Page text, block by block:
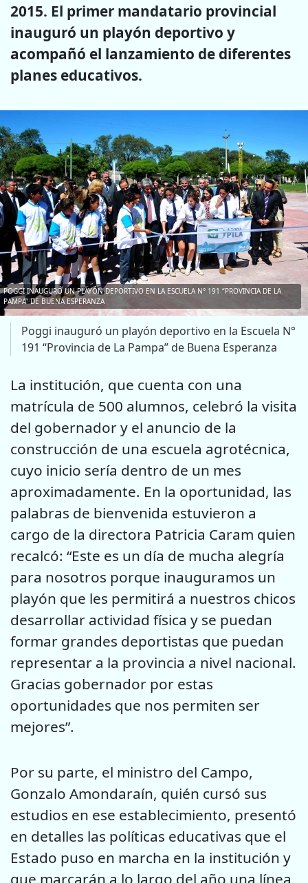
2015. El primer mandatario provincial
inauguró un playón deportivo y
acompañó el lanzamiento de diferentes
planes educativos.
POGGI INAUGURÓ UN PLAYÓN DEPORTIVO EN LA ESCUELA N° 191 “PROVINCIA DE LA
PAMPA” DE BUENA ESPERANZA
Poggi inauguró un playón deportivo en la Escuela N°
191 “Provincia de La Pampa” de Buena Esperanza
La institución, que cuenta con una
matrícula de 500 alumnos, celebró la visita
del gobernador y el anuncio de la
construcción de una escuela agrotécnica,
cuyo inicio sería dentro de un mes
aproximadamente. En la oportunidad, las
palabras de bienvenida estuvieron a
cargo de la directora Patricia Caram quien
recalcó: “Este es un día de mucha alegría
para nosotros porque inauguramos un
playón que les permitirá a nuestros chicos
desarrollar actividad física y se puedan
formar grandes deportistas que puedan
representar a la provincia a nivel nacional.
Gracias gobernador por estas
oportunidades que nos permiten ser
mejores”.
Por su parte, el ministro del Campo,
Gonzalo Amondaraín, quién cursó sus
estudios en ese establecimiento, presentó
en detalles las políticas educativas que el
Estado puso en marcha en la institución y